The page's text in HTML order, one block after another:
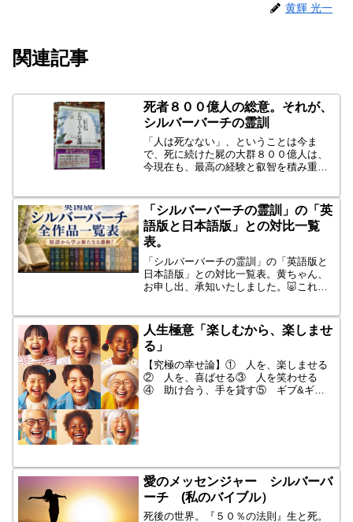
黄輝 光一
関連記事
死者８００億人の総意。それが、
シルバーバーチの霊訓
「人は死なない」、ということは今ま
で、死に続けた屍の大群８００億人は、
今現在も、最高の経験と叡智を積み重ね
です！！人類総数８００億人の「死者会
議」の結果、たった一人が...
「シルバーバーチの霊訓」の「英
語版と日本語版」との対比一覧
表。
「シルバーバーチの霊訓」の「英語版と
日本語版」との対比一覧表。黄ちゃん、
お申し出、承知いたしました。🐷これ
開している原書対応表と、スピリチュア
リズム普及会の【出版一覧】を...
人生極意「楽しむから、楽しませ
る」
【究極の幸せ論】① 人を、楽しませる
② 人を、喜ばせる③ 人を笑わせる
④ 助け合う、手を貸す⑤ ギブ&ギブ
愛のメッセンジャー シルバーバ
ーチ (私のバイブル）
死後の世界。『５０％の法則』生と死。